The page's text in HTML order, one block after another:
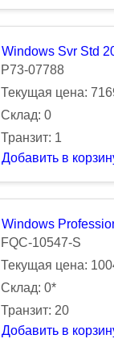
Windows Svr Std
P73-07788
Текущая цена:
Склад: 0
Транзит: 1
Добавить в
Windows
FQC-10547-S
Текущая цена:
Склад: 0*
Транзит: 20
Добавить в